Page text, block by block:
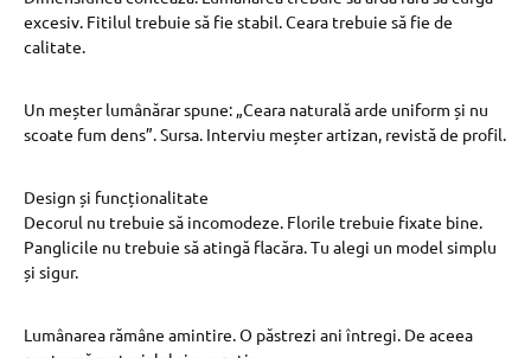
excesiv. Fitilul trebuie să fie stabil. Ceara trebuie să fie de
calitate.
Un meșter lumânărar spune: „Ceara naturală arde uniform și nu
scoate fum dens”. Sursa. Interviu meșter artizan, revistă de profil.
Design și funcționalitate
Decorul nu trebuie să incomodeze. Florile trebuie fixate bine.
Panglicile nu trebuie să atingă flacăra. Tu alegi un model simplu
și sigur.
Lumânarea rămâne amintire. O păstrezi ani întregi. De aceea